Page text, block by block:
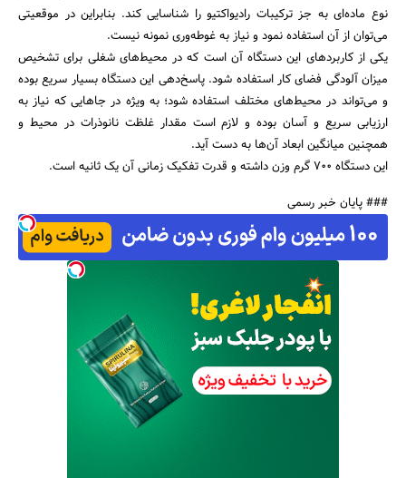
نوع ماده‌ای به جز ترکیبات رادیواکتیو را شناسایی کند. بنابراین در موقعیتی
می‌توان از آن استفاده نمود و نیاز به غوطه‌وری نمونه نیست.
یکی از کاربردهای این دستگاه آن است که در محیط‌های شغلی برای تشخیص
میزان آلودگی فضای کار استفاده شود. پاسخ‌دهی این دستگاه بسیار سریع بوده
و می‌تواند در محیط‌های مختلف استفاده شود؛ به ویژه در جاهایی که نیاز به
ارزیابی سریع و آسان بوده و لازم است مقدار غلظت نانوذرات در محیط و
همچنین میانگین ابعاد آن‌ها به دست آید.
این دستگاه 700 گرم وزن داشته و قدرت تفکیک زمانی آن یک ثانیه است.
### پایان خبر رسمی